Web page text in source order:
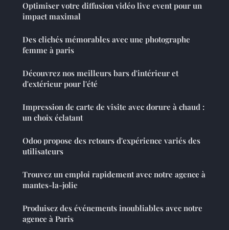
Optimiser votre diffusion vidéo live event pour un
impact maximal
Des clichés mémorables avec une photographe
femme à paris
Découvrez nos meilleurs bars d'intérieur et
d'extérieur pour l'été
Impression de carte de visite avec dorure à chaud :
un choix éclatant
Odoo propose des retours d'expérience variés des
utilisateurs
Trouvez un emploi rapidement avec notre agence à
mantes-la-jolie
Produisez des événements inoubliables avec notre
agence à Paris